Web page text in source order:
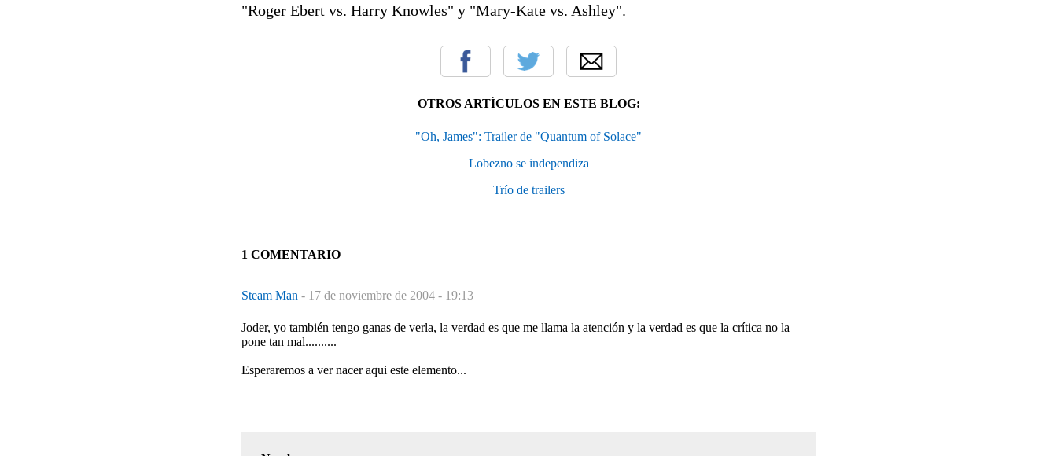
"Roger Ebert vs. Harry Knowles" y "Mary-Kate vs. Ashley".
OTROS ARTÍCULOS EN ESTE BLOG:
"Oh, James": Trailer de "Quantum of Solace"
Lobezno se independiza
Trío de trailers
1 COMENTARIO
Steam Man - 17 de noviembre de 2004 - 19:13
Joder, yo también tengo ganas de verla, la verdad es que me llama la atención y la verdad es que la crítica no la
pone tan mal..........
Esperaremos a ver nacer aqui este elemento...